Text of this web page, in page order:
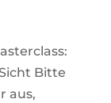
Bitte
aus,